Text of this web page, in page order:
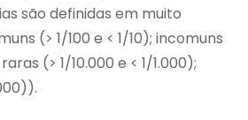
são definidas em muito
(> 1/100 e < 1/10); incomuns
(> 1/10.000 e < 1/1.000);